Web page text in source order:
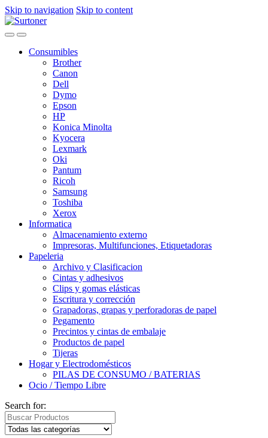
Skip to navigation Skip to content
Consumibles
Brother
Canon
Dell
Dymo
Epson
HP
Konica Minolta
Kyocera
Lexmark
Oki
Pantum
Ricoh
Samsung
Toshiba
Xerox
Informatica
Almacenamiento externo
Impresoras, Multifunciones, Etiquetadoras
Papeleria
Archivo y Clasificacion
Cintas y adhesivos
Clips y gomas elásticas
Escritura y corrección
Grapadoras, grapas y perforadoras de papel
Pegamento
Precintos y cintas de embalaje
Productos de papel
Tijeras
Hogar y Electrodomésticos
PILAS DE CONSUMO / BATERIAS
Ocio / Tiempo Libre
Search for: